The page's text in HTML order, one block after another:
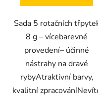
Sada 5 rotačních
8 g – vícebarevné
provedení– účinné
nástrahy na dravé
rybyAtraktivní barvy,
kvalitní